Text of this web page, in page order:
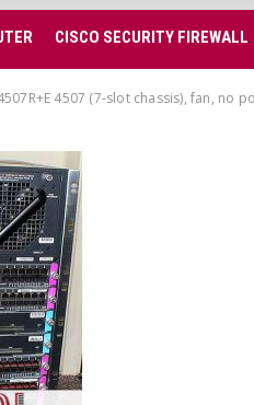
CISCO SECURITY FIREWALL
4507 (7-slot chassis), fan, no